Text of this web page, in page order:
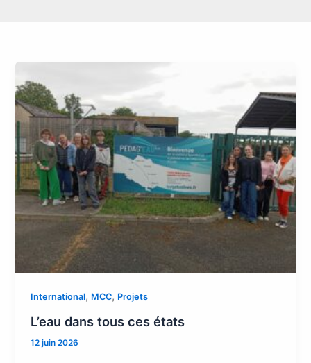
International, MCC, Projets
L’eau dans tous ces états
12 juin 2026